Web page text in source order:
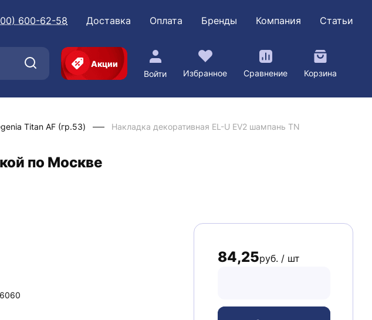
600-62-58 Доставка Оплата Бренды Компания Статьи
Акции
Войти
Избранное Сравнение Корзина
Titan AF (гр.53) Накладка декоративная EL-U EV2 шампань TN
по Москве
84,25руб. / шт